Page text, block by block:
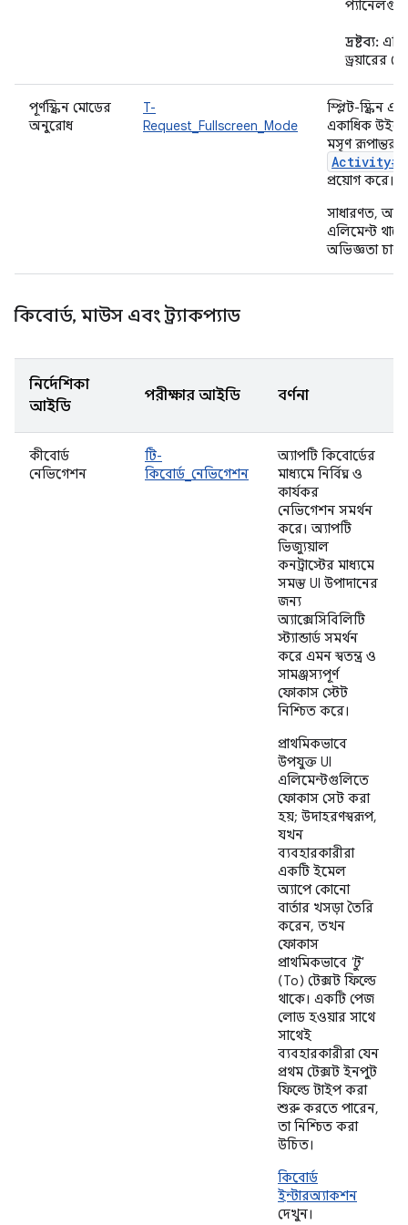
দ্রষ্টব্য: এটি
ড্রয়ারের
পূর্ণস্ক্রিন মোডের
অনুরোধ
T-
Request_Fullscreen_Mode
স্প্লিট-স্ক্রিন
একাধিক
মসৃণ রূপান্তর
প্রয়োগ করে।
সাধারণত,
এলিমেন্ট
অভিজ্ঞতা চালু
কিবোর্ড, মাউস এবং ট্র্যাকপ্যাড
নির্দেশিকা
আইডি
পরীক্ষার আইডি বর্ণনা
কীবোর্ড
নেভিগেশন
টি-
কিবোর্ড_নেভিগেশন
অ্যাপটি কিবোর্ডের
মাধ্যমে নির্বিঘ্ন ও
কার্যকর
নেভিগেশন সমর্থন
করে। অ্যাপটি
ভিজ্যুয়াল
কনট্রাস্টের মাধ্যমে
সমস্ত UI উপাদানের
জন্য
অ্যাক্সেসিবিলিটি
স্ট্যান্ডার্ড সমর্থন
করে এমন স্বতন্ত্র ও
সামঞ্জস্যপূর্ণ
ফোকাস স্টেট
নিশ্চিত করে।
প্রাথমিকভাবে
উপযুক্ত UI
এলিমেন্টগুলিতে
ফোকাস সেট করা
হয়; উদাহরণস্বরূপ,
যখন
ব্যবহারকারীরা
একটি ইমেল
অ্যাপে কোনো
বার্তার খসড়া তৈরি
করেন, তখন
ফোকাস
প্রাথমিকভাবে 'টু'
(To) টেক্সট ফিল্ডে
থাকে। একটি পেজ
লোড হওয়ার সাথে
সাথেই
ব্যবহারকারীরা যেন
প্রথম টেক্সট ইনপুট
ফিল্ডে টাইপ করা
শুরু করতে পারেন,
তা নিশ্চিত করা
উচিত।
কিবোর্ড
ইন্টারঅ্যাকশন
দেখুন।